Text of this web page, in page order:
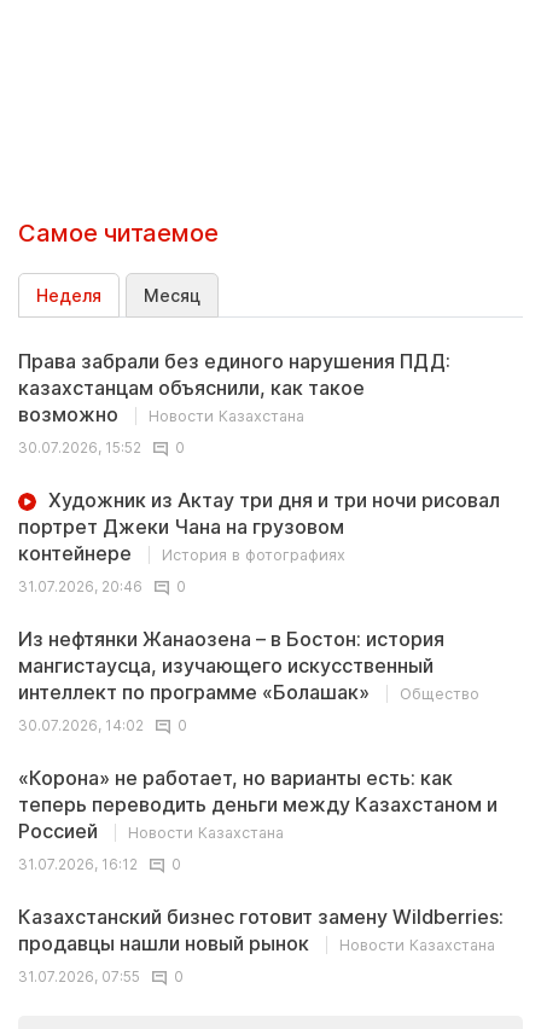
Самое читаемое
Неделя Месяц
Права забрали без единого нарушения ПДД:
казахстанцам объяснили, как такое
возможно
Новости Казахстана
30.07.2026, 15:52
0
Художник из Актау три дня и три ночи рисовал
портрет Джеки Чана на грузовом
контейнере
История в фотографиях
31.07.2026, 20:46
0
Из нефтянки Жанаозена – в Бостон: история
мангистаусца, изучающего искусственный
интеллект по программе «Болашак»
Общество
30.07.2026, 14:02
0
«Корона» не работает, но варианты есть: как
теперь переводить деньги между Казахстаном и
Россией
Новости Казахстана
31.07.2026, 16:12
0
Казахстанский бизнес готовит замену Wildberries:
продавцы нашли новый рынок
Новости Казахстана
31.07.2026, 07:55
0